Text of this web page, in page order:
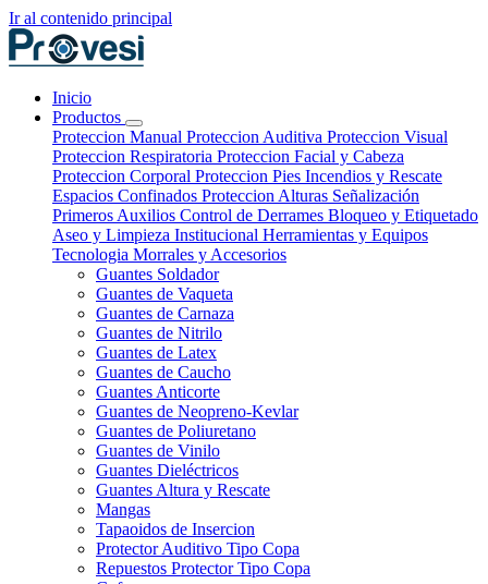
Ir al contenido principal
Inicio
Productos
Proteccion Manual Proteccion Auditiva Proteccion Visual
Proteccion Respiratoria Proteccion Facial y Cabeza
Proteccion Corporal Proteccion Pies Incendios y Rescate
Espacios Confinados Proteccion Alturas Señalización
Primeros Auxilios Control de Derrames Bloqueo y Etiquetado
Aseo y Limpieza Institucional Herramientas y Equipos
Tecnologia Morrales y Accesorios
Guantes Soldador
Guantes de Vaqueta
Guantes de Carnaza
Guantes de Nitrilo
Guantes de Latex
Guantes de Caucho
Guantes Anticorte
Guantes de Neopreno-Kevlar
Guantes de Poliuretano
Guantes de Vinilo
Guantes Dieléctricos
Guantes Altura y Rescate
Mangas
Tapaoidos de Insercion
Protector Auditivo Tipo Copa
Repuestos Protector Tipo Copa